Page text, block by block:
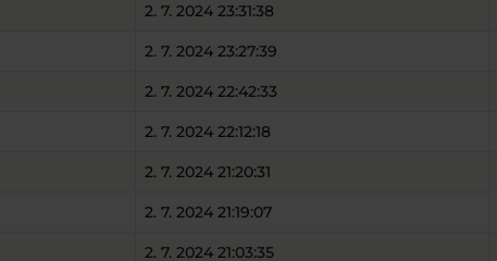
2. 7. 2024 23:31:38
2. 7. 2024 23:27:39
2. 7. 2024 22:42:33
2. 7. 2024 22:12:18
2. 7. 2024 21:20:31
2. 7. 2024 21:19:07
2. 7. 2024 21:03:35